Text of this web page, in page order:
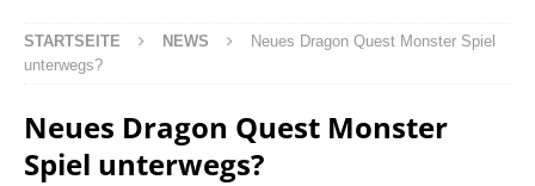
STARTSEITE NEWS
Neues Dragon Quest Monster Spiel
unterwegs?
Neues Dragon Quest Monster
Spiel unterwegs?